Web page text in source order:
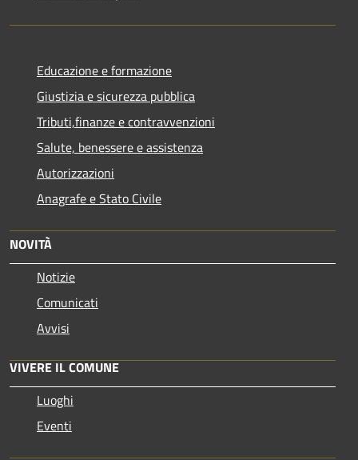
Educazione e formazione
Giustizia e sicurezza pubblica
Tributi,finanze e contravvenzioni
Salute, benessere e assistenza
Autorizzazioni
Anagrafe e Stato Civile
NOVITÀ
Notizie
Comunicati
Avvisi
VIVERE IL COMUNE
Luoghi
Eventi